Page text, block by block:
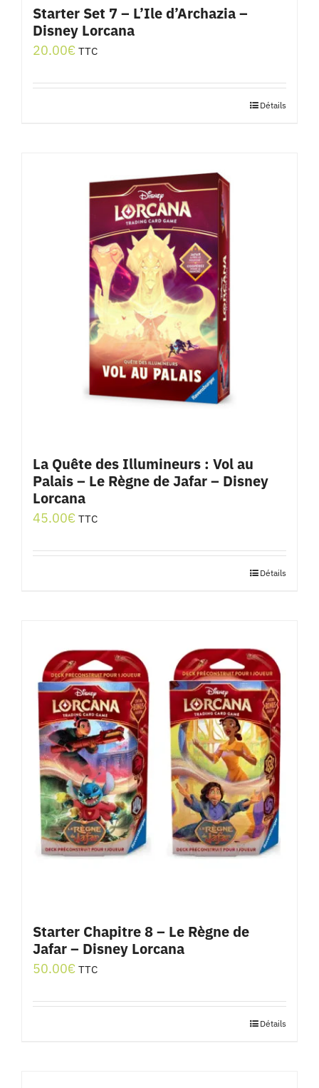
Starter Set 7 – L’Ile d’Archazia –
Disney Lorcana
20.00€ TTC
Détails
La Quête des Illumineurs : Vol au
Palais – Le Règne de Jafar – Disney
Lorcana
45.00€ TTC
Détails
Starter Chapitre 8 – Le Règne de
Jafar – Disney Lorcana
50.00€ TTC
Détails